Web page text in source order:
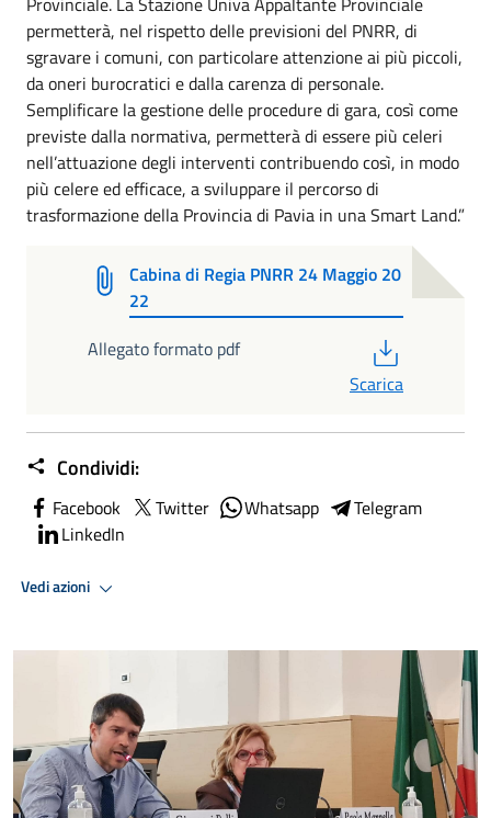
permetterà, nel rispetto delle previsioni del PNRR, di
sgravare i comuni, con particolare attenzione ai più piccoli,
da oneri burocratici e dalla carenza di personale.
Semplificare la gestione delle procedure di gara, così come
previste dalla normativa, permetterà di essere più celeri
nell’attuazione degli interventi contribuendo così, in modo
più celere ed efficace, a sviluppare il percorso di
trasformazione della Provincia di Pavia in una Smart Land.”
Cabina di Regia PNRR 24 Maggio 20
22
Allegato formato pdf
Scarica
Condividi:
Facebook Twitter Whatsapp
Telegram
LinkedIn
Vedi azioni